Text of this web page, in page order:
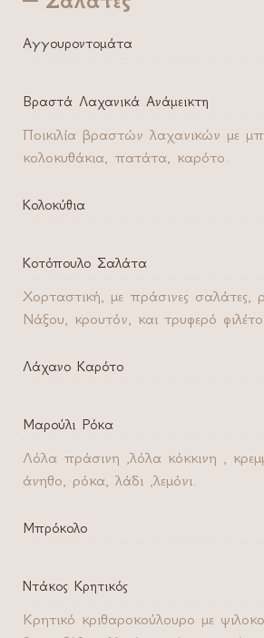
Αγγουροντομάτα
Βραστά Λαχανικά Ανάμεικτη
Ποικιλία βραστών λαχανικών με
κολοκυθάκια, πατάτα, καρότο.
Κολοκύθια
Κοτόπουλο Σαλάτα
Χορταστική, με πράσινες σαλάτες,
Νάξου, κρουτόν, και τρυφερό
Λάχανο Καρότο
Μαρούλι Ρόκα
Λόλα πράσινη ,λόλα κόκκινη ,
άνηθο, ρόκα, λάδι ,λεμόνι.
Μπρόκολο
Ντάκος Κρητικός
Κρητικό κριθαροκούλουρο με